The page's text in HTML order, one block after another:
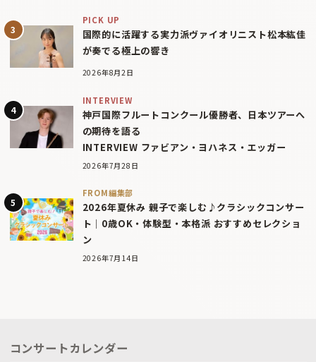
PICK UP
国際的に活躍する実力派ヴァイオリニスト松本紘佳
が奏でる極上の響き
2026年8月2日
INTERVIEW
神戸国際フルートコンクール優勝者、日本ツアーへ
の期待を語る
INTERVIEW ファビアン・ヨハネス・エッガー
2026年7月28日
FROM編集部
2026年夏休み 親子で楽しむ♪クラシックコンサー
ト｜0歳OK・体験型・本格派 おすすめセレクショ
ン
2026年7月14日
コンサートカレンダー